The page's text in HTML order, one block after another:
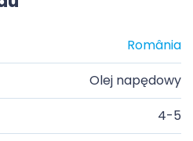
România
Olej napędowy
4-5